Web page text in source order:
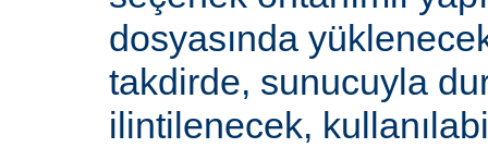
dosyasında
takdirde, sunucuyla
ilintilenecek,